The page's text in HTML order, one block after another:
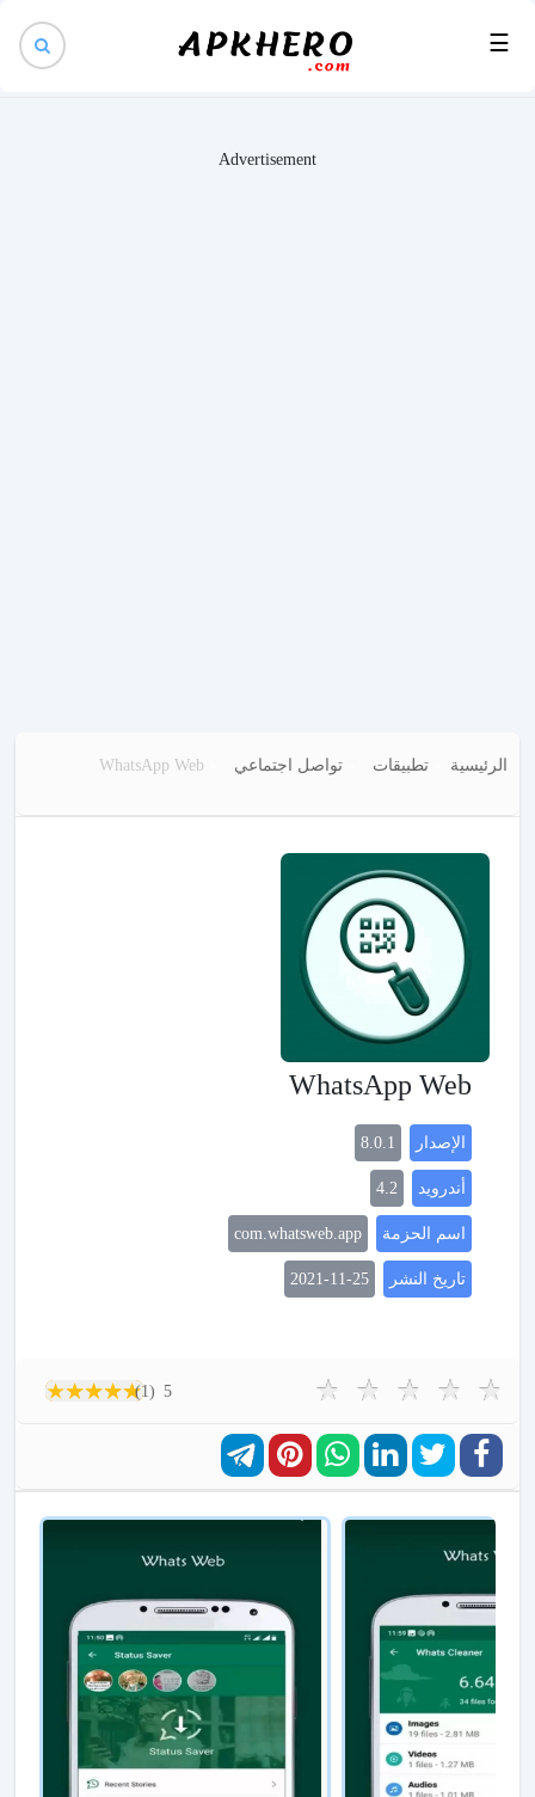
×
☰
Advertisement
الرئيسية تطبيقات تواصل اجتماعي WhatsApp Web
WhatsApp Web
الإصدار 8.0.1
أندرويد 4.2
اسم الحزمة com.whatsweb.app
تاريخ النشر 2021-11-25
5
(1)